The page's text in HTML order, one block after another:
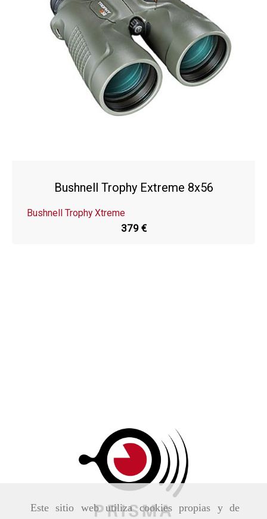
Este sitio web utiliza cookies propias y de
Bushnell Trophy Extreme 8x56
Bushnell Trophy Xtreme
379 €